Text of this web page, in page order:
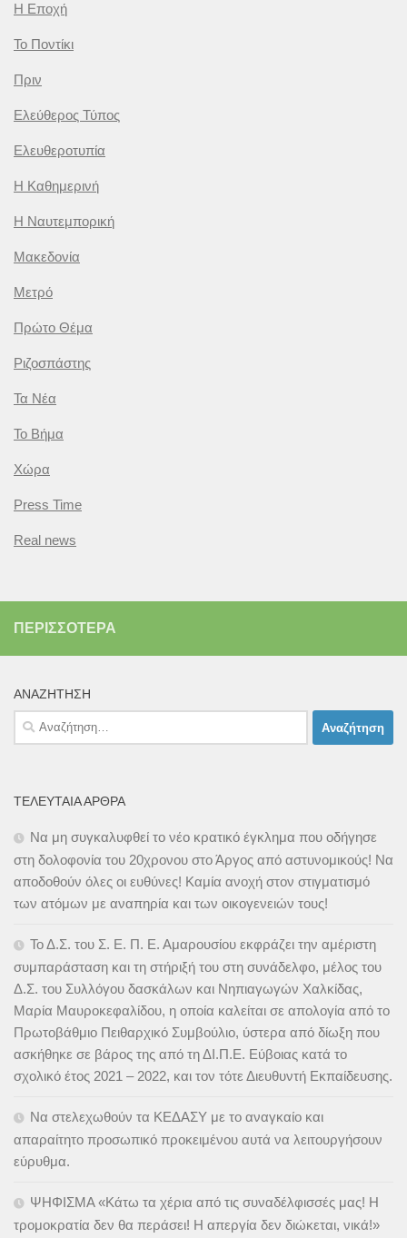
Η Εποχή
Το Ποντίκι
Πριν
Ελεύθερος Τύπος
Ελευθεροτυπία
Η Καθημερινή
Η Ναυτεμπορική
Μακεδονία
Μετρό
Πρώτο Θέμα
Ριζοσπάστης
Τα Νέα
Το Βήμα
Χώρα
Press Time
Real news
ΠΕΡΙΣΣΌΤΕΡΑ
ΑΝΑΖΉΤΗΣΗ
Αναζήτηση
για:
ΤΕΛΕΥΤΑΊΑ ΆΡΘΡΑ
Να μη συγκαλυφθεί το νέο κρατικό έγκλημα που οδήγησε
στη δολοφονία του 20χρονου στο Άργος από αστυνομικούς! Να
αποδοθούν όλες οι ευθύνες! Καμία ανοχή στον στιγματισμό
των ατόμων με αναπηρία και των οικογενειών τους!
Το Δ.Σ. του Σ. Ε. Π. Ε. Αμαρουσίου εκφράζει την αμέριστη
συμπαράσταση και τη στήριξή του στη συνάδελφο, μέλος του
Δ.Σ. του Συλλόγου δασκάλων και Νηπιαγωγών Χαλκίδας,
Μαρία Μαυροκεφαλίδου, η οποία καλείται σε απολογία από το
Πρωτοβάθμιο Πειθαρχικό Συμβούλιο, ύστερα από δίωξη που
ασκήθηκε σε βάρος της από τη ΔΙ.Π.Ε. Εύβοιας κατά το
σχολικό έτος 2021 – 2022, και τον τότε Διευθυντή Εκπαίδευσης.
Να στελεχωθούν τα ΚΕΔΑΣΥ με το αναγκαίο και
απαραίτητο προσωπικό προκειμένου αυτά να λειτουργήσουν
εύρυθμα.
ΨΗΦΙΣΜΑ «Κάτω τα χέρια από τις συναδέλφισσές μας! Η
τρομοκρατία δεν θα περάσει! Η απεργία δεν διώκεται, νικά!»